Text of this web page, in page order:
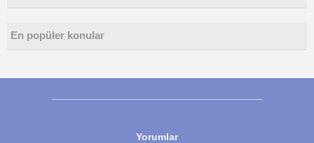
En popüler konular
Yorumlar